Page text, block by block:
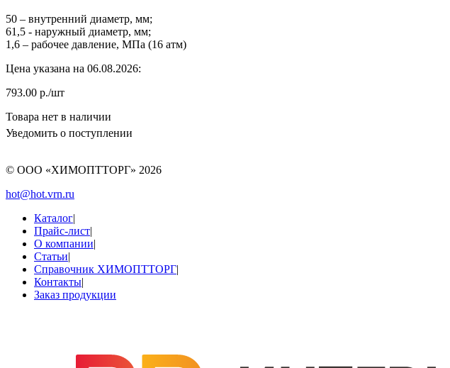
50 – внутренний диаметр, мм;
61,5 - наружный диаметр, мм;
1,6 – рабочее давление, МПа (16 атм)
Цена указана на 06.08.2026:
793.00 р./шт
Товара нет в наличии
Уведомить о поступлении
© ООО «ХИМОПТТОРГ» 2026
hot@hot.vrn.ru
Каталог|
Прайс-лист|
О компании|
Статьи|
Справочник ХИМОПТТОРГ|
Контакты|
Заказ продукции